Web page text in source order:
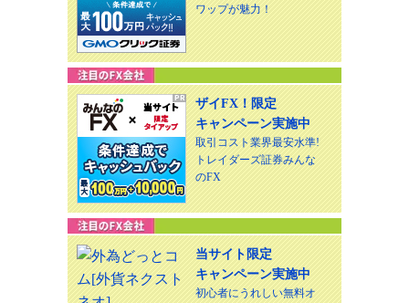
ワップが魅力！
ザイFX！限定
キャンペーン実施中
取引コスト業界最安水準!
トレイダーズ証券みんな
のFX
当サイト限定
キャンペーン実施中
初心者にうれしい無料オ